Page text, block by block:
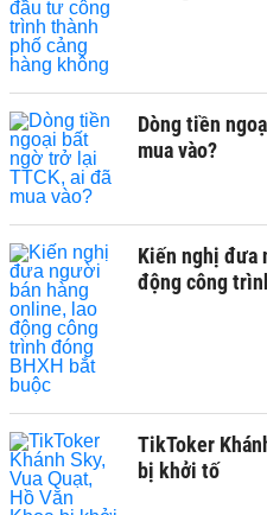
Dòng tiền
mua vào?
Kiến nghị đưa
động công
TikToker
bị khởi tố